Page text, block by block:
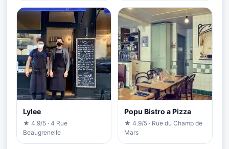
Lylee
★ 4.9/5 · 4 Rue
Beaugrenelle
Popu Bistro a Pizza
★ 4.9/5 · Rue du Champ de
Mars